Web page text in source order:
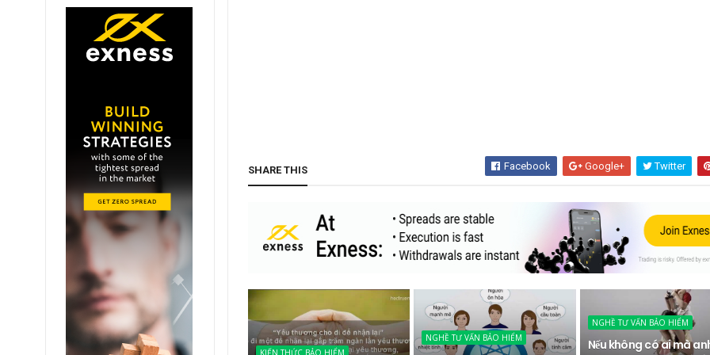
SHARE THIS Facebook Google+ Twitter
KIẾN THỨC BẢO HIỂM
NGHỀ TƯ VẤN BẢO HIỂM
NGHỀ TƯ VẤN BẢO HIỂM
Nếu không có ai mà